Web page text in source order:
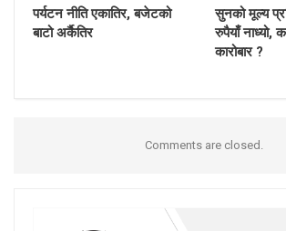
पर्यटन नीति एकातिर, बजेटको
बाटो अर्कैतिर
सुनको मूल्य
रुपैयाँ नाध्यो,
कारोबार ?
Comments are closed.